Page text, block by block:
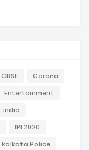
CBSE
Corona
Entertainment
india
IPL2020
kolkata Police